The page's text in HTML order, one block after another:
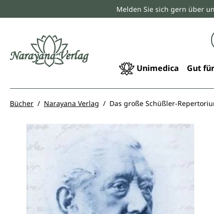
Zur Hauptnavigation springenMelden Sie sich gern über
Unimedica Gut für
Bücher Narayana Verlag Das große Schüßler-
Bildergalerie überspringen